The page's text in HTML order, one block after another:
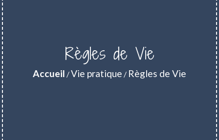
Règles de Vie
Accueil /Vie pratique / Règles de Vie